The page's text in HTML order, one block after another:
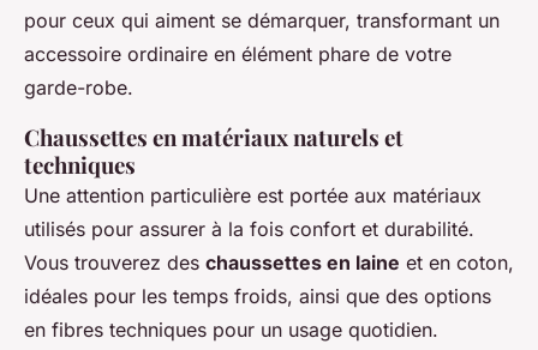
pour ceux qui aiment se démarquer, transformant un
accessoire ordinaire en élément phare de votre
garde-robe.
Chaussettes en matériaux naturels et
techniques
Une attention particulière est portée aux matériaux
utilisés pour assurer à la fois confort et durabilité.
Vous trouverez des chaussettes en laine et en coton,
idéales pour les temps froids, ainsi que des options
en fibres techniques pour un usage quotidien.